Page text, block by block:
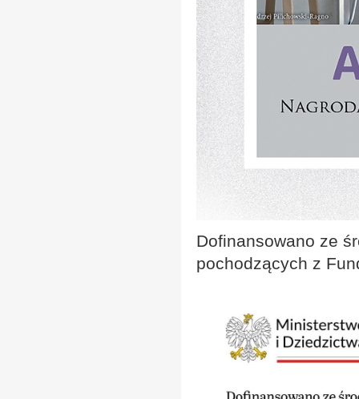
Dofinansowano ze
pochodzących z